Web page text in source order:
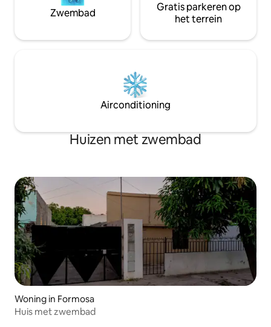
Zwembad
Gratis parkeren op
het terrein
Airconditioning
Huizen met zwembad
Woning in Formosa
Huis met zwembad